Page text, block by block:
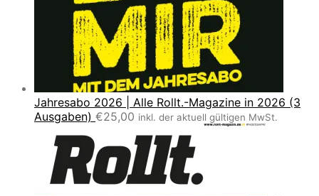
Jahresabo 2026 | Alle Rollt.-Magazine in 2026 (3
Ausgaben) €25,00 inkl. der aktuell gültigen MwSt.